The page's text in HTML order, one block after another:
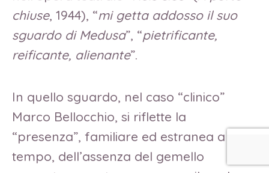
chiuse, 1944), “mi getta addosso il suo
sguardo di Medusa”, “pietrificante,
reificante, alienante”.
In quello sguardo, nel caso “clinico”
Marco Bellocchio, si riflette la
“presenza”, familiare ed estranea a un
tempo, dell’assenza del gemello